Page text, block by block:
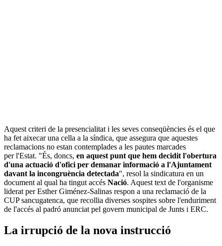
Aquest criteri de la presencialitat i les seves conseqüències és el que
ha fet aixecar una cella a la síndica, que assegura que aquestes
reclamacions no estan contemplades a les pautes marcades
per l'Estat. "És, doncs, en aquest punt que hem decidit l'obertura
d'una actuació d'ofici per demanar informació a l'Ajuntament
davant la incongruència detectada", resol la sindicatura en un
document al qual ha tingut accés Nació. Aquest text de l'organisme
liderat per Esther Giménez-Salinas respon a una reclamació de la
CUP sancugatenca, que recollia diverses sospites sobre l'enduriment
de l'accés al padró anunciat pel govern municipal de Junts i ERC.
La irrupció de la nova instrucció